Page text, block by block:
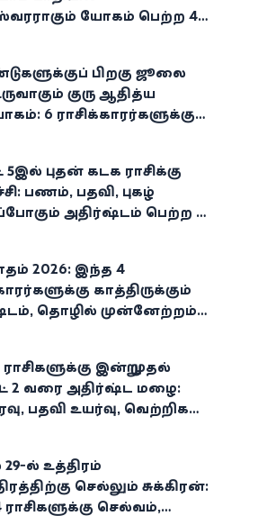
யோகம் பெற்ற 4
பிறகு ஜூலை
குரு ஆதித்ய
6 ராசிக்காரர்களுக்கு
புதன் கடக ராசிக்கு
பணம், பதவி, புகழ்
அதிர்ஷ்டம் பெற்ற 3
2026: இந்த 4
காத்திருக்கும்
தொழில் முன்னேற்றம்,
இன்று முதல்
2 வரை அதிர்ஷ்ட மழை:
பதவி உயர்வு, வெற்றிகள்
ல் உத்திரம்
செல்லும் சுக்கிரன்:
செல்வம்,